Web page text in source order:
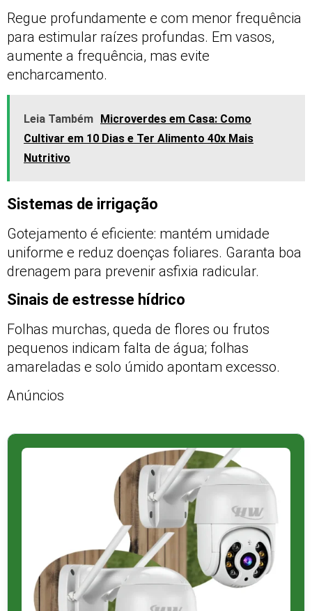
Regue profundamente e com menor frequência
para estimular raízes profundas. Em vasos,
aumente a frequência, mas evite
encharcamento.
Leia Também Microverdes em Casa: Como
Cultivar em 10 Dias e Ter Alimento 40x Mais
Nutritivo
Sistemas de irrigação
Gotejamento é eficiente: mantém umidade
uniforme e reduz doenças foliares. Garanta boa
drenagem para prevenir asfixia radicular.
Sinais de estresse hídrico
Folhas murchas, queda de flores ou frutos
pequenos indicam falta de água; folhas
amareladas e solo úmido apontam excesso.
Anúncios